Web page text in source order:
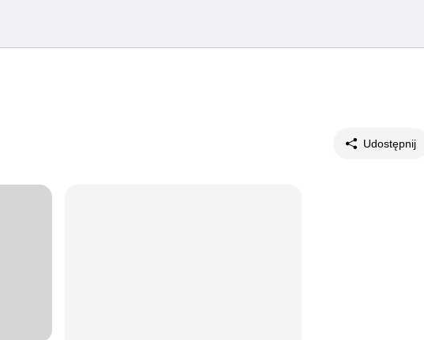
Udostępnij